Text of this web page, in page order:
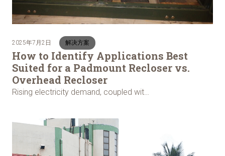
2025年7月2日 解决方案
How to Identify Applications Best
Suited for a Padmount Recloser vs.
Overhead Recloser
Rising electricity demand, coupled wit…